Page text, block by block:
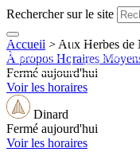
Rechercher sur le site
Boutique
Accueil > Aux Herbes de
À propos Horaires
Fermé aujourd'hui
Voir les horaires
Dinard
Fermé aujourd'hui
Voir les horaires